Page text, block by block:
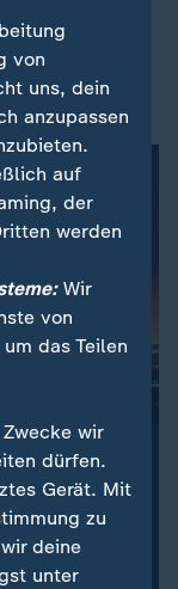
und ermutigt,
zu bringen.
in Worte
WM 2026
Updates
zur
Jetzt
von
uns, dein
anzupassen
auf
der
werden
Wir
von
das Teilen
wir
dürfen.
Gerät. Mit
zu
deine
unter